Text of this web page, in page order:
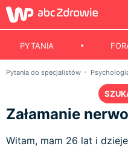
PYTANIA
Pytania do specjalistów
Załamanie
Witam, mam 26 lat i